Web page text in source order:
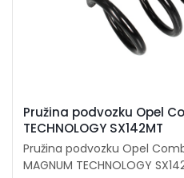
Pružina podvozku Opel
TECHNOLOGY SX142MT
Pružina podvozku Opel
MAGNUM TECHNOLOGY